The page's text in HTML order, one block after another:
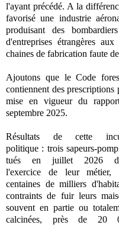
l'ayant précédé. A la
favorisé une industrie
produisant des
d'entreprises étrangères
chaines de fabrication faute
Ajoutons que le Code
contiennent des prescriptions
mise en vigueur du
septembre 2025.
Résultats de cette
politique : trois sapeurs-
tués en juillet 2026
l'exercice de leur métier,
centaines de milliers
contraints de fuir leurs
souvent en partie ou
calcinées, près de 20